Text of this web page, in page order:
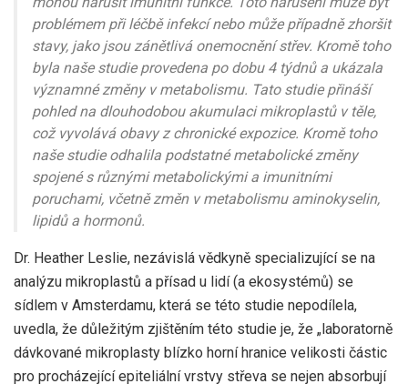
problémem při léčbě infekcí nebo může případně zhoršit
stavy, jako jsou zánětlivá onemocnění střev. Kromě toho
byla naše studie provedena po dobu 4 týdnů a ukázala
významné změny v metabolismu. Tato studie přináší
pohled na dlouhodobou akumulaci mikroplastů v těle,
což vyvolává obavy z chronické expozice. Kromě toho
naše studie odhalila podstatné metabolické změny
spojené s různými metabolickými a imunitními
poruchami, včetně změn v metabolismu aminokyselin,
lipidů a hormonů.
Dr. Heather Leslie, nezávislá vědkyně specializující se na
analýzu mikroplastů a přísad u lidí (a ekosystémů) se
sídlem v Amsterdamu, která se této studie nepodílela,
uvedla, že důležitým zjištěním této studie je, že „laboratorně
dávkované mikroplasty blízko horní hranice velikosti částic
pro procházející epiteliální vrstvy střeva se nejen absorbují